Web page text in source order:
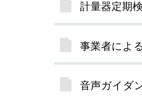
計量器定期
事業者によ
音声ガイダ